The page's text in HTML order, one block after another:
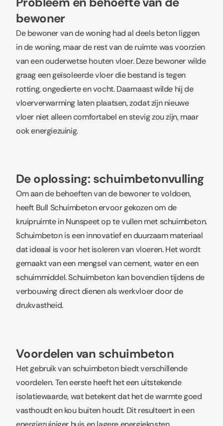
bewoner
De bewoner van de woning had al deels beton liggen
in de woning, maar de rest van de ruimte was voorzien
van een ouderwetsehouten vloer. Deze bewoner wilde
graag een geïsoleerde vloer die bestand is tegen
rotting, ongedierte en vocht. Daarnaast wilde hij de
vloerverwarming laten plaatsen, zodat zijn nieuwe
vloer niet alleen comfortabel en stevig zou zijn, maar
ook energiezuinig.
De oplossing: schuimbetonvulling
Om aan de behoeften van de bewoner te voldoen,
heeft Bull Schuimbeton ervoor gekozen om de
kruipruimte in Nunspeet op te vullen met schuimbeton.
Schuimbetonis een innovatief en duurzaam materiaal
dat ideaal is voor het isoleren van vloeren. Het wordt
gemaakt van een mengsel van cement, water en een
schuimmiddel. Schuimbeton kan bovendien tijdens de
verbouwing direct dienen als werkvloer door de
drukvastheid.
Voordelen van schuimbeton
Het gebruik van schuimbeton biedt verschillende
voordelen. Ten eerste heeft het een uitstekende
isolatiewaarde, wat betekent dat het de warmte goed
vasthoudt en kou buiten houdt. Dit resulteert in een